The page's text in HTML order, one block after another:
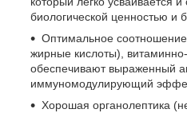
биологической ценностью и
Оптимальное
жирные кислоты),
обеспечивают выраженный
иммуномодулирующий
Хорошая органолептика